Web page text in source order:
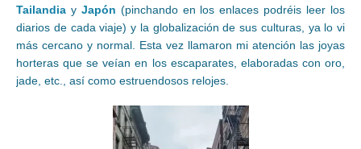
Tailandia y Japón (pinchando en los enlaces podréis leer los
diarios de cada viaje) y la globalización de sus culturas, ya lo vi
más cercano y normal. Esta vez llamaron mi atención las joyas
horteras que se veían en los escaparates, elaboradas con oro,
jade, etc., así como estruendosos relojes.